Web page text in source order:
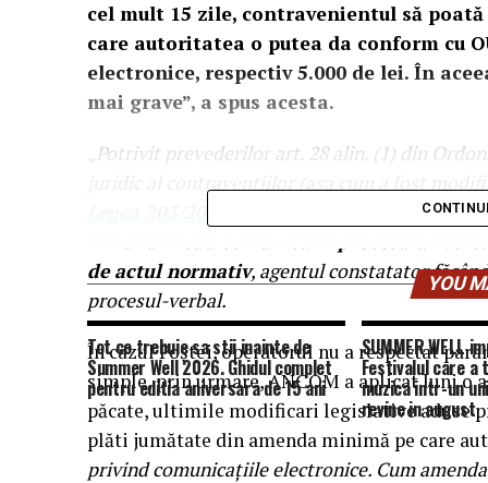
cel mult 15 zile, contravenientul să
care autoritatea o putea da conform cu
electronice, respectiv 5.000 de lei. În
mai grave”, a spus acesta.
Potrivit prevederilor art. 28 alin. (1) din
Contravenientul poate
de actul normativ, agentul constatator
procesul-verbal.
În cazul Poştei, operatorul nu a respectat
simple, prin urmare, ANCOM a aplicat luni o
păcate, ultimile modificari legislative aduse
plăti jumătate din amenda minimă pe care
privind comunicaţiile electronice. Cum
YOU
Tot ce trebuie sa stii inainte de
Summer Well 2026. Ghidul complet
pentru editia aniversara de 15 ani
SUMMER WELL
Festivalul care
muzica intr-un
revine in august